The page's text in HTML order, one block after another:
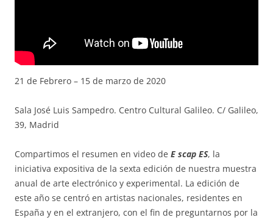
21 de Febrero – 15 de marzo de 2020
Sala José Luis Sampedro. Centro Cultural Galileo. C/ Galileo,
39, Madrid
Compartimos el resumen en video de E scap ES, la
iniciativa expositiva de la sexta edición de nuestra muestra
anual de arte electrónico y experimental. La edición de
este año se centró en artistas nacionales, residentes en
España y en el extranjero, con el fin de preguntarnos por la